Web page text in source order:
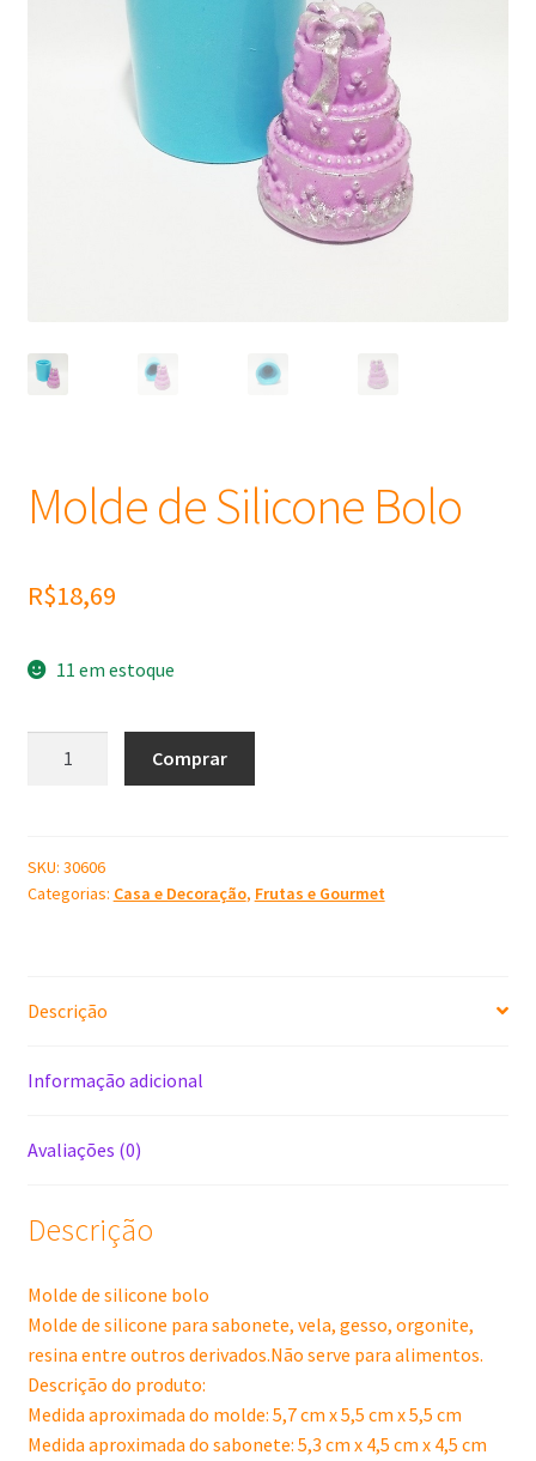
Óleos
Molde de Silicone Bolo
R$18,69
11 em estoque
quantidade
Comprar
SKU: 30606
Categorias: Casa e Decoração, Frutas e Gourmet
Descrição
Informação adicional
Avaliações (0)
Descrição
Molde de silicone bolo
Molde de silicone para sabonete, vela, gesso, orgonite,
resina entre outros derivados.Não serve para alimentos.
Descrição do produto:
Medida aproximada do molde: 5,7 cm x 5,5 cm x 5,5 cm
Medida aproximada do sabonete: 5,3 cm x 4,5 cm x 4,5 cm